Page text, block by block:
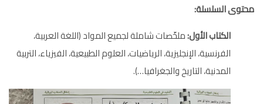
محتوى السلسلة:
الكتاب الأول:ملخّصات شاملة لجميع المواد (اللغة العربية،
الفرنسية، الإنجليزية، الرياضيات، العلوم الطبيعية، الفيزياء، التربية
المدنية، التاريخ والجغرافيا…).